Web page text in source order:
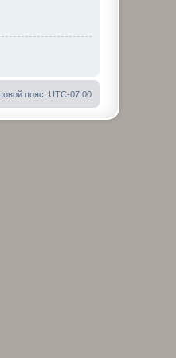
пояс: UTC-07:00